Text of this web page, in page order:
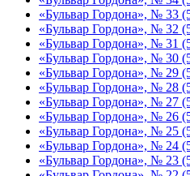
«Бульвар Гордона», № 33
«Бульвар Гордона», № 32
«Бульвар Гордона», № 31
«Бульвар Гордона», № 30
«Бульвар Гордона», № 29
«Бульвар Гордона», № 28
«Бульвар Гордона», № 27
«Бульвар Гордона», № 26
«Бульвар Гордона», № 25
«Бульвар Гордона», № 24
«Бульвар Гордона», № 23